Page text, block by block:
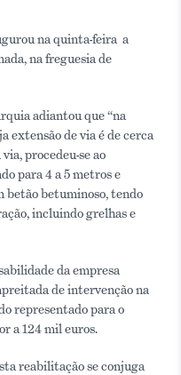
na quinta-feira a
na freguesia de
adiantou que “na
extensão de via é de cerca
procedeu-se ao
para 4 a 5 metros e
betão betuminoso, tendo
incluindo grelhas e
da empresa
de intervenção na
representado para o
a 124 mil euros.
reabilitação se conjuga